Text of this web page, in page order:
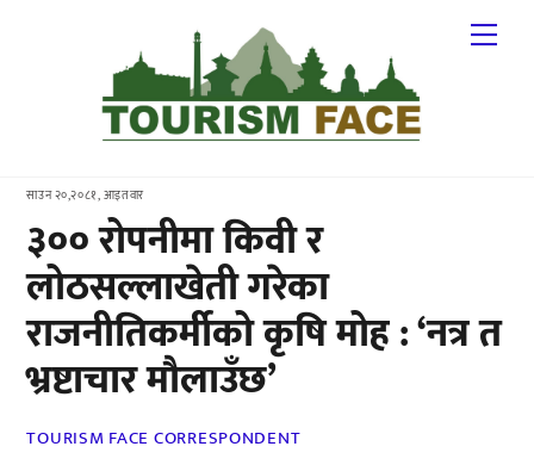
साउन २०,२०८१, आइतवार
३०० रोपनीमा किवी र
लोठसल्लाखेती गरेका
राजनीतिकर्मीको कृषि मोह : ‘नत्र त
भ्रष्टाचार मौलाउँछ’
TOURISM FACE CORRESPONDENT